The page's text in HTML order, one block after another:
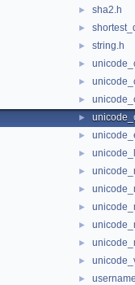
► sha2.h
►
► string.h
►
►
►
►
►
►
►
►
►
►
►
►
►